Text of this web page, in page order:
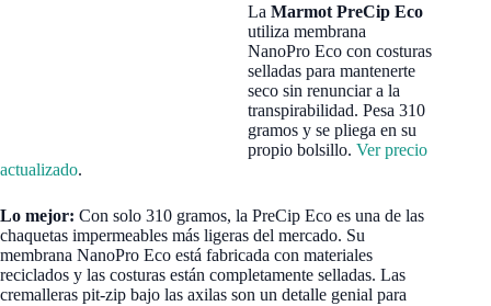
LaMarmot PreCip Eco
utiliza membrana
NanoPro Eco con costuras
selladas para mantenerte
seco sin renunciar a la
transpirabilidad. Pesa 310
gramos y se pliega en su
propio bolsillo.Ver precio
actualizado.
Lo mejor: Con solo 310 gramos, la PreCip Eco es una de las
chaquetas impermeables más ligeras del mercado. Su
membrana NanoPro Eco está fabricada con materiales
reciclados y las costuras están completamente selladas. Las
cremalleras pit-zip bajo las axilas son un detalle genial para